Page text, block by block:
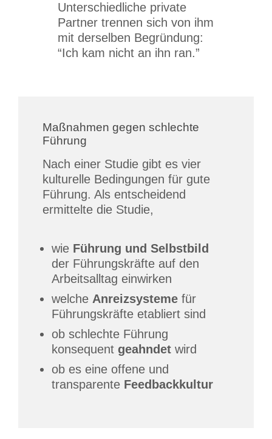
Unterschiedliche private
Partner trennen sich von ihm
mit derselben Begründung:
“Ich kam nicht an ihn ran.”
Maßnahmen gegen schlechte
Führung
Nach einer Studie gibt es vier
kulturelle Bedingungen für gute
Führung. Als entscheidend
ermittelte die Studie,
wie Führung und Selbstbild
der Führungskräfte auf den
Arbeitsalltag einwirken
welche Anreizsysteme für
Führungskräfte etabliert sind
ob schlechte Führung
konsequent geahndet wird
ob es eine offene und
transparente Feedbackkultur